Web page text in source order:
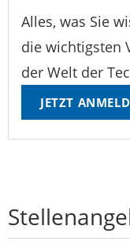
Alles, was Sie
die wichtigsten
der Welt der
JETZT